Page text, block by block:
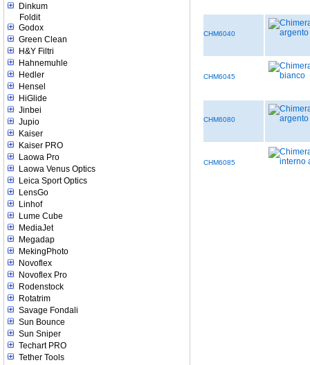
Dinkum
Foldit
Godox
Green Clean
H&Y Filtri
Hahnemuhle
Hedler
Hensel
HiGlide
Jinbei
Jupio
Kaiser
Kaiser PRO
Laowa Pro
Laowa Venus Optics
Leica Sport Optics
LensGo
Linhof
Lume Cube
MediaJet
Megadap
MekingPhoto
Novoflex
Novoflex Pro
Rodenstock
Rotatrim
Savage Fondali
Sun Bounce
Sun Sniper
Techart PRO
Tether Tools
CHM6040
CHM6045
CHM6080
CHM6085